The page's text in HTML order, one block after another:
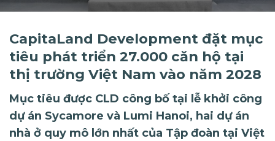
CapitaLand Development đặt mục
tiêu phát triển 27.000 căn hộ tại
thị trường Việt Nam vào năm 2028
Mục tiêu được CLD công bố tại lễ khởi công
dự án Sycamore và Lumi Hanoi, hai dự án
nhà ở quy mô lớn nhất của Tập đoàn tại Việt